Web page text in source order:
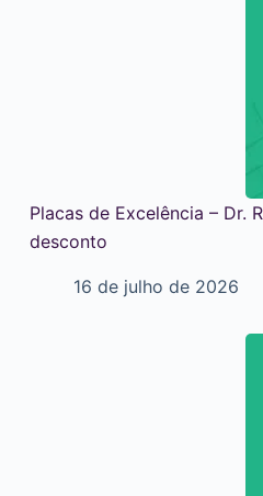
Placas de Excelência – Dr.
desconto
16 de julho de 2026